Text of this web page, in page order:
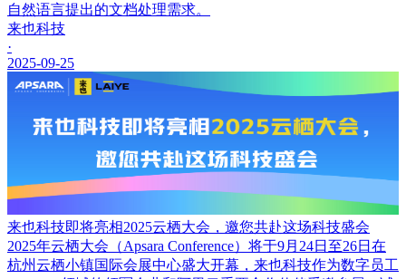
自然语言提出的文档处理需求。
来也科技
·
2025-09-25
来也科技即将亮相2025云栖大会，邀您共赴这场科技盛会
2025年云栖大会（Apsara Conference）将于9月24日至26日在
杭州云栖小镇国际会展中心盛大开幕，来也科技作为数字员工